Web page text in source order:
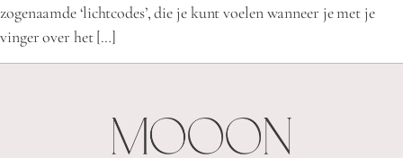
zogenaamde ‘lichtcodes’, die je kunt voelen wanneer je met je
vinger over het […]